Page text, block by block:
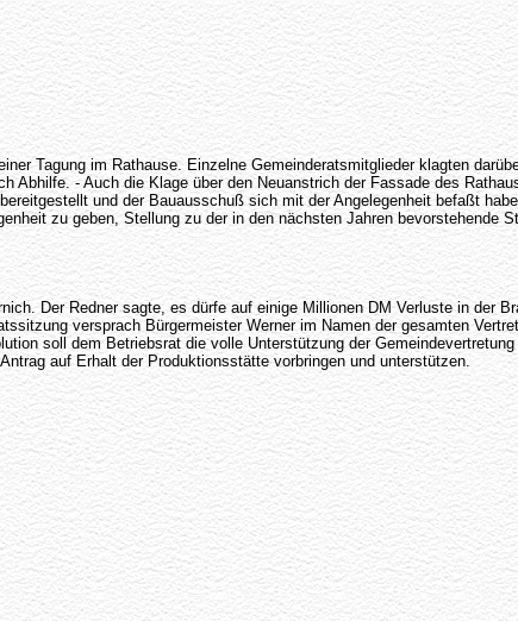
Tagung im Rathause. Einzelne Gemeinderatsmitglieder klagten
- Auch die Klage über den Neuanstrich der Fassade des
und der Bauausschuß sich mit der Angelegenheit befaßt
zu geben, Stellung zu der in den nächsten Jahren bevorstehende
Der Redner sagte, es dürfe auf einige Millionen DM Verluste in der
versprach Bürgermeister Werner im Namen der gesamten
soll dem Betriebsrat die volle Unterstützung der
auf Erhalt der Produktionsstätte vorbringen und unterstützen.